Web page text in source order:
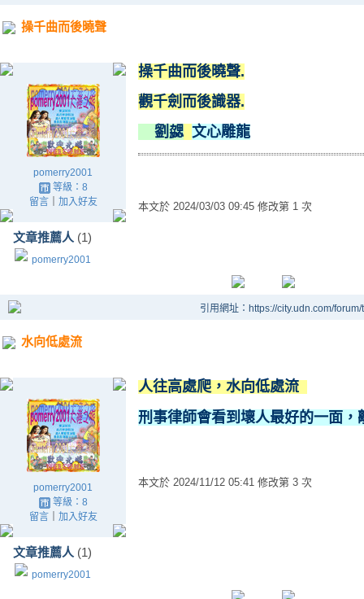
操千曲而後曉聲
pomerry2001
等級：8
留言｜ 加入好友
文章推薦人 (1)
pomerry2001
操千曲而後曉聲.
觀千劍而後識器.
劉勰 文心雕龍
本文於 2024/03/03 09:45 修改第 1 次
引用網址：https://city.udn.com/
水向低處流
pomerry2001
等級：8
留言｜ 加入好友
文章推薦人 (1)
pomerry2001
人往高處爬，水向低處流
刑事律師會看到壞人最好的一面
本文於 2024/11/12 05:41 修改第 3 次